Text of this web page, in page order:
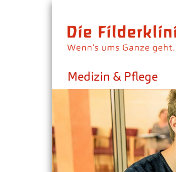
Medizin & Pflege
Schwangerschaft & Geburt